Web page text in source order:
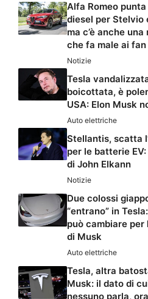
Alfa Romeo punta
diesel per Stelvio
ma c’è anche una
che fa male ai fan
Notizie
Tesla
boicottata, è
USA: Elon Musk
Auto elettriche
Stellantis, scatta
per le batterie
di John Elkann
Notizie
Due colossi
“entrano” in
può cambiare per
di Musk
Auto elettriche
Tesla, altra
Musk: il dato di
nessuno parla,